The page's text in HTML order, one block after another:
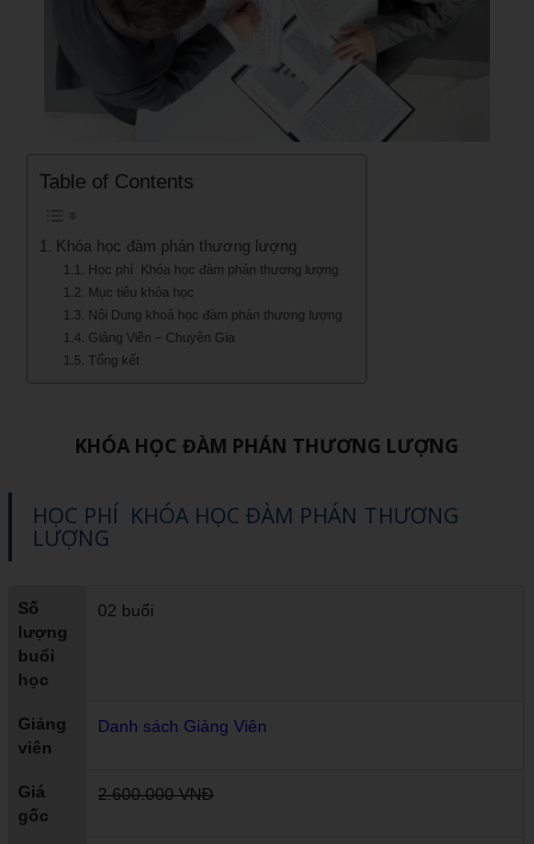
Table of Contents
Khóa học đàm phán thương lượng
Học phí Khóa học đàm phán thương lượng
Mục tiêu khóa học
Nội Dung khoá học đàm phán thương lượng
Giảng Viên – Chuyên Gia
Tổng kết
KHÓA HỌC ĐÀM PHÁN THƯƠNG LƯỢNG
HỌC PHÍ KHÓA HỌC ĐÀM PHÁN THƯƠNG
LƯỢNG
Số
lượng
buổi
học
02 buổi
Giảng
viên
Danh sách Giảng Viên
Giá
gốc
2.600.000 VNĐ